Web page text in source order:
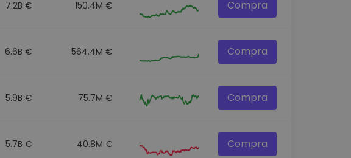
7.2B € 150.4M € Compra
6.6B € 564.4M € Compra
5.9B € 75.7M € Compra
5.7B € 40.8M € Compra